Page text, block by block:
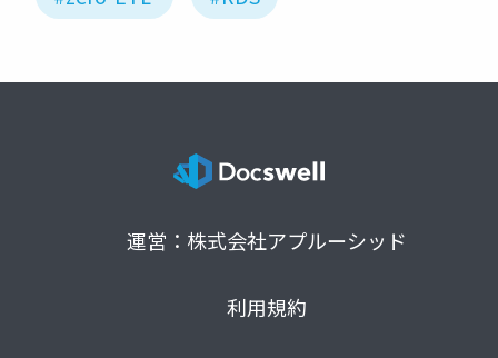
運営：株式会社アプルーシッド
利用規約